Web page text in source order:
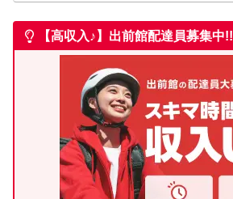
【高収入♪】出前館配達員募集中!!